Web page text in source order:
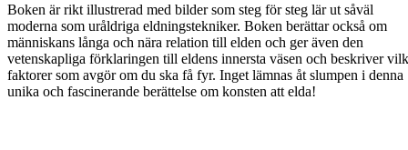
Boken är rikt illustrerad med bilder som steg för steg lär ut såväl
moderna som uråldriga eldningstekniker. Boken berättar också om
människans långa och nära relation till elden och ger även den
vetenskapliga förklaringen till eldens innersta väsen och beskriver
faktorer som avgör om du ska få fyr. Inget lämnas åt slumpen i denna
unika och fascinerande berättelse om konsten att elda!